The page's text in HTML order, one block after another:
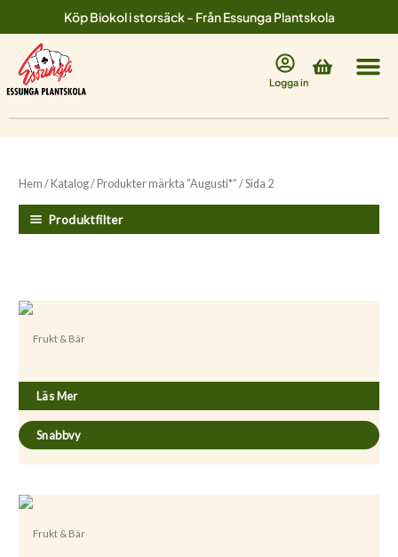
till
innehåll
Köp Biokol i storsäck - Från Essunga Plantskola
Logga in
Varukorg
Hem /Katalog/Produkter märkta ”Augusti*” / Sida 2
Produktfilter
Frukt & Bär
Läs Mer
Snabbvy
Frukt & Bär